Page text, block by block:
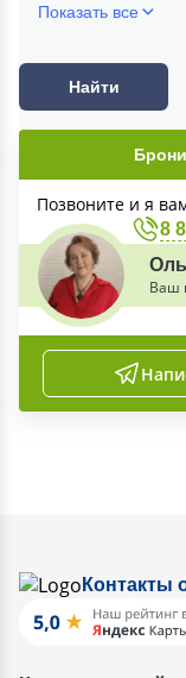
Показать все
Найти
Позвоните и я
8
Ваш
Контакты